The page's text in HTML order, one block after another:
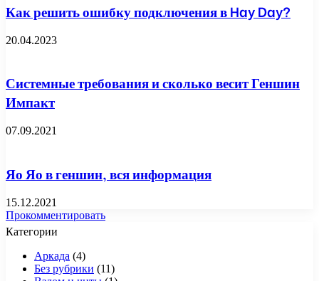
Как решить ошибку подключения в Hay Day?
20.04.2023
Системные требования и сколько весит Геншин
Импакт
07.09.2021
Яо Яо в геншин, вся информация
15.12.2021
Прокомментировать
Категории
Аркада (4)
Без рубрики (11)